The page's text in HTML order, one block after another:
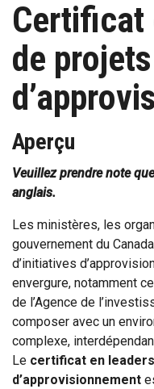
Certificat
de
Aperçu
Veuillez prendre note
anglais.
Les ministères, les
gouvernement du
d’initiatives
envergure, notamment
de l’Agence de
composer avec un
complexe,
Le certificat en
d’approvisionnement